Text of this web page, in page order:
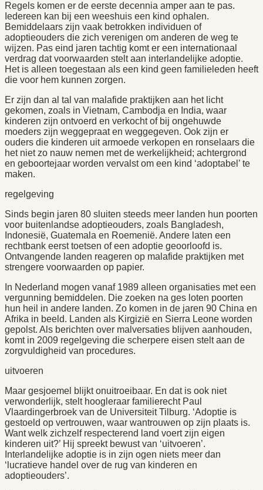
Regels komen er de eerste decennia amper aan te pas.
Iedereen kan bij een weeshuis een kind ophalen.
Bemiddelaars zijn vaak betrokken individuen of
adoptieouders die zich verenigen om anderen de weg te
wijzen. Pas eind jaren tachtig komt er een internationaal
verdrag dat voorwaarden stelt aan interlandelijke adoptie.
Het is alleen toegestaan als een kind geen familieleden heeft
die voor hem kunnen zorgen.
Er zijn dan al tal van malafide praktijken aan het licht
gekomen, zoals in Vietnam, Cambodja en India, waar
kinderen zijn ontvoerd en verkocht of bij ongehuwde
moeders zijn weggepraat en weggegeven. Ook zijn er
ouders die kinderen uit armoede verkopen en ronselaars die
het niet zo nauw nemen met de werkelijkheid; achtergrond
en geboortejaar worden vervalst om een kind ‘adoptabel’ te
maken.
regelgeving
Sinds begin jaren 80 sluiten steeds meer landen hun poorten
voor buitenlandse adoptieouders, zoals Bangladesh,
Indonesië, Guatemala en Roemenië. Andere laten een
rechtbank eerst toetsen of een adoptie geoorloofd is.
Ontvangende landen reageren op malafide praktijken met
strengere voorwaarden op papier.
In Nederland mogen vanaf 1989 alleen organisaties met een
vergunning bemiddelen. Die zoeken na ges loten poorten
hun heil in andere landen. Zo komen in de jaren 90 China en
Afrika in beeld. Landen als Kirgizië en Sierra Leone worden
gepolst. Als berichten over malversaties blijven aanhouden,
komt in 2009 regelgeving die scherpere eisen stelt aan de
zorgvuldigheid van procedures.
uitvoeren
Maar gesjoemel blijkt onuitroeibaar. En dat is ook niet
verwonderlijk, stelt hoogleraar familierecht Paul
Vlaardingerbroek van de Universiteit Tilburg. ‘Adoptie is
gestoeld op vertrouwen, waar wantrouwen op zijn plaats is.
Want welk zichzelf respecterend land voert zijn eigen
kinderen uit?’ Hij spreekt bewust van ‘uitvoeren’.
Interlandelijke adoptie is in zijn ogen niets meer dan
‘lucratieve handel over de rug van kinderen en
adoptieouders’.